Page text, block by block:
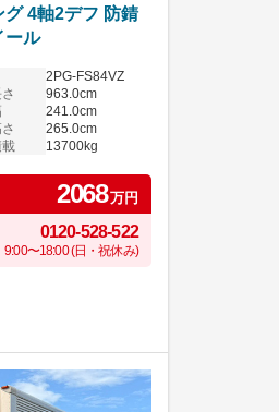
4軸2デフ 防錆
ール
2PG-FS84VZ
963.0cm
241.0cm
265.0cm
13700kg
2068万円
0120-528-522
9:00〜18:00 (日・祝休み)